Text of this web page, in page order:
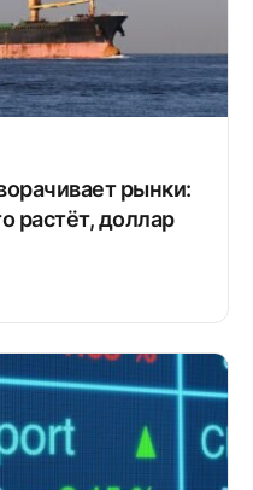
рынки:
растёт, доллар